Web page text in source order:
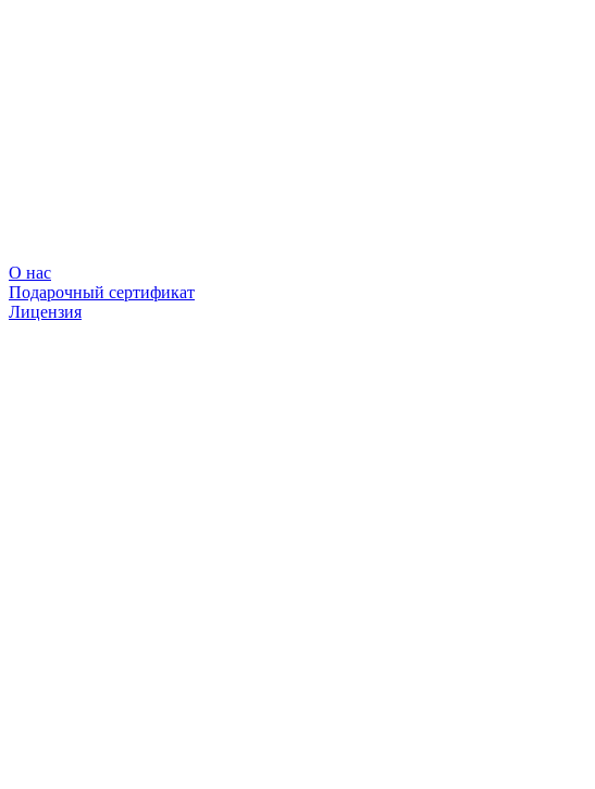
О нас
Подарочный сертификат
Лицензия